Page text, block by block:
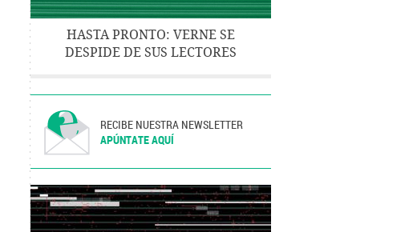
HASTA PRONTO: VERNE SE
DESPIDE DE SUS LECTORES
RECIBE NUESTRA NEWSLETTER
APÚNTATE AQUÍ